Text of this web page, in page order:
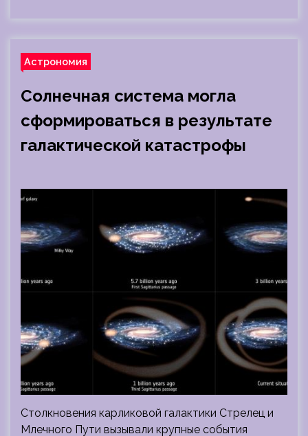
Астрономия
Солнечная система могла
сформироваться в результате
галактической катастрофы
Столкновения карликовой галактики Стрелец и
Млечного Пути вызывали крупные события